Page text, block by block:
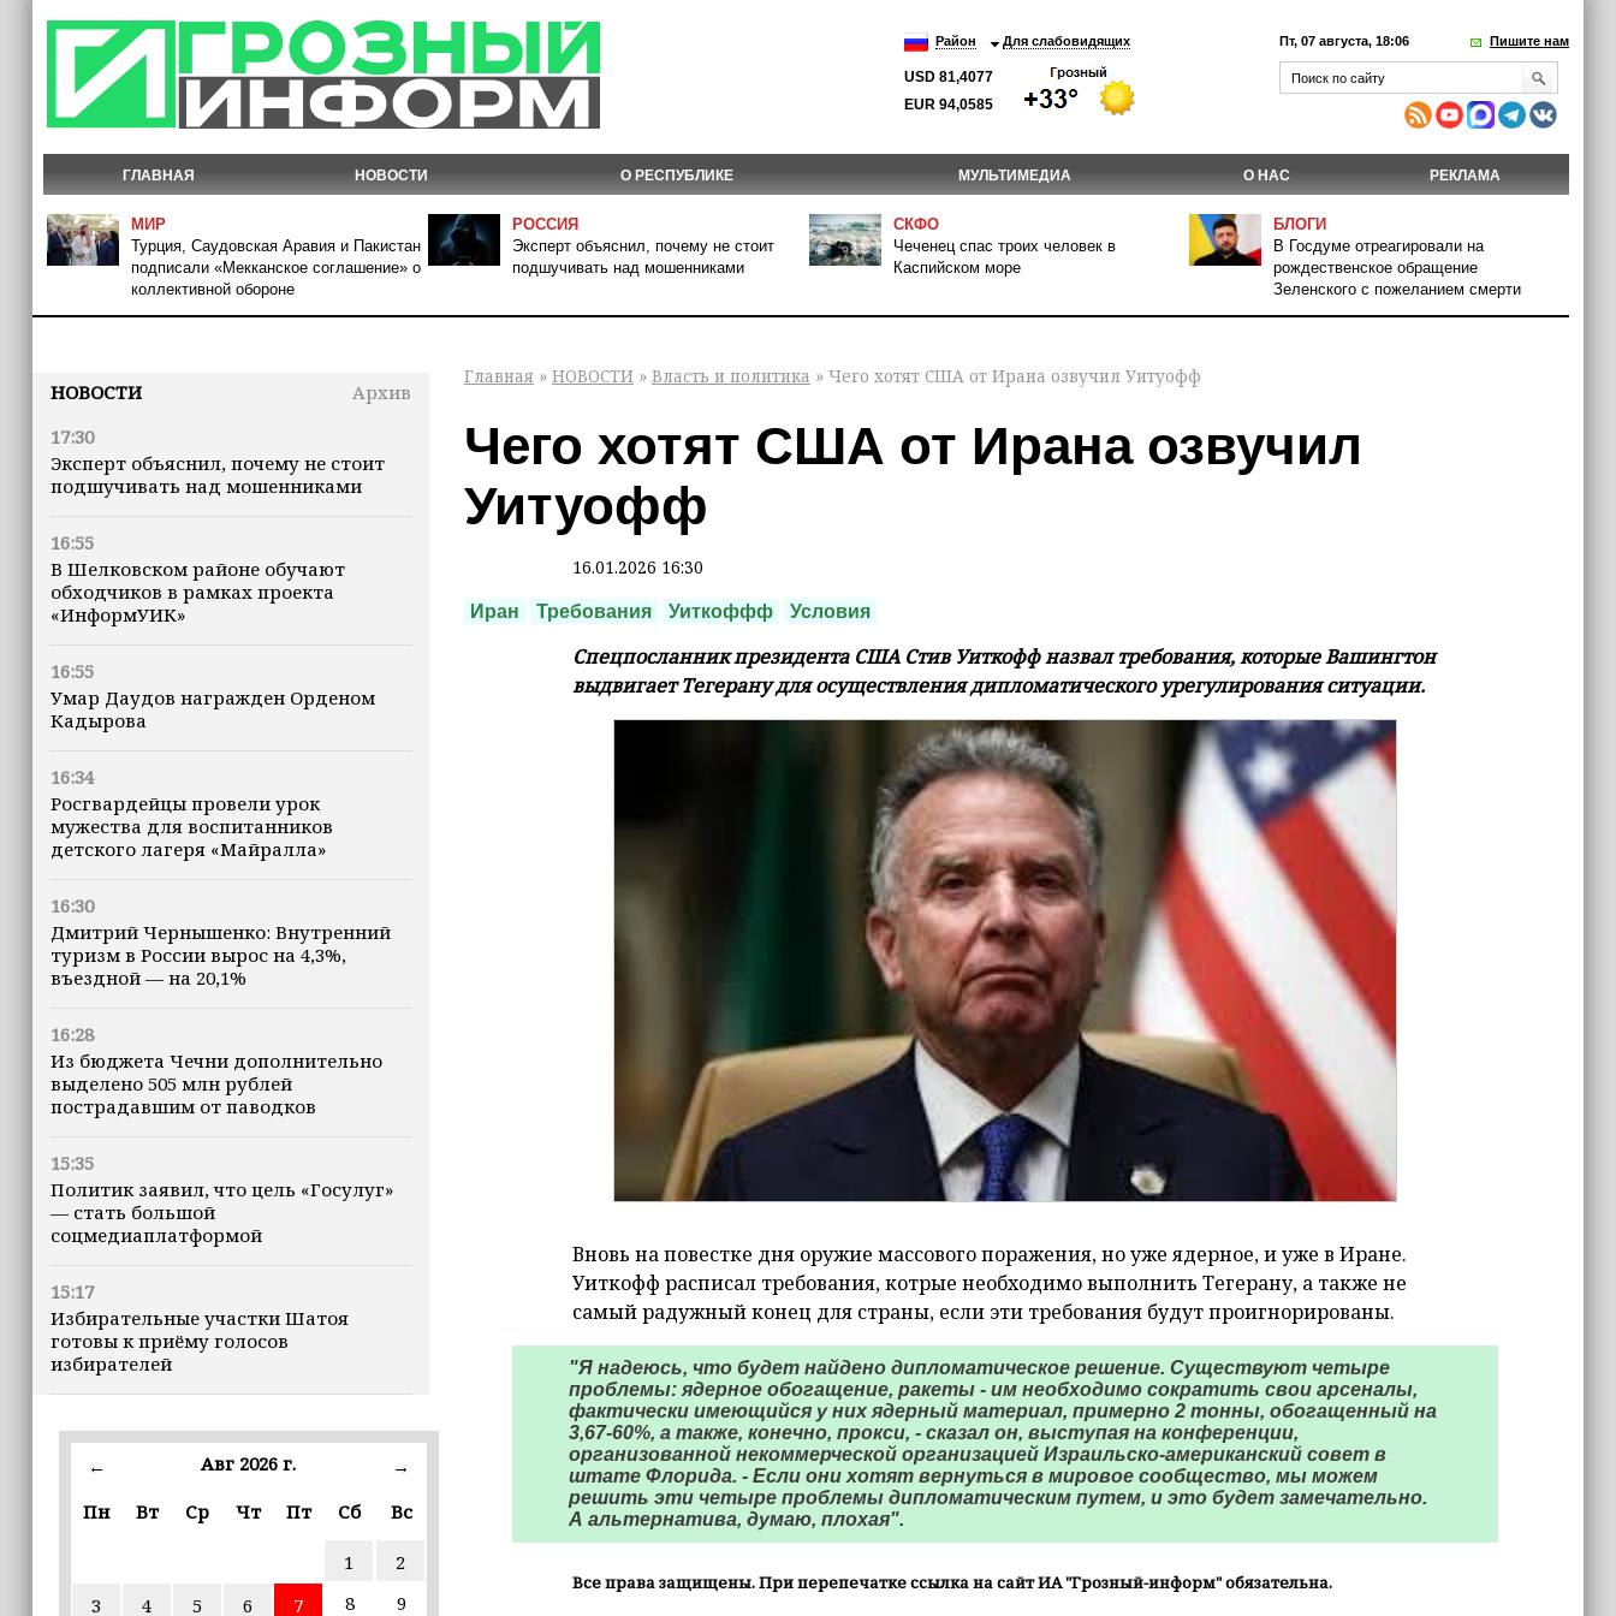
Район Для слабовидящих
USD 81,4077
EUR 94,0585
Пт, 07 августа, 18:06 Пишите нам
ГЛАВНАЯ НОВОСТИ О РЕСПУБЛИКЕ МУЛЬТИМЕДИА О НАС РЕКЛАМА
МИР
Турция, Саудовская Аравия и Пакистан
подписали «Мекканское соглашение» о
коллективной обороне
РОССИЯ
Эксперт объяснил, почему не стоит
подшучивать над мошенниками
СКФО
Чеченец спас троих человек в
Каспийском море
БЛОГИ
В Госдуме отреагировали на
рождественское обращение
Зеленского с пожеланием смерти
НОВОСТИ
Архив
17:30
Эксперт объяснил, почему не стоит
подшучивать над мошенниками
16:55
В Шелковском районе обучают
обходчиков в рамках проекта
«ИнформУИК»
16:55
Умар Даудов награжден Орденом
Кадырова
16:34
Росгвардейцы провели урок
мужества для воспитанников
детского лагеря «Майралла»
16:30
Дмитрий Чернышенко: Внутренний
туризм в России вырос на 4,3%,
въездной — на 20,1%
16:28
Из бюджета Чечни дополнительно
выделено 505 млн рублей
пострадавшим от паводков
15:35
Политик заявил, что цель «Госулуг»
— стать большой
соцмедиаплатформой
15:17
Избирательные участки Шатоя
готовы к приёму голосов
избирателей
Турция, Саудовская Аравия и
Пакистан подписали «Мекканское
Кадыров: сдача в плен становится
для многих военнослужащих ВСУ
← Авг 2026 г.
→
Пн
Вт Ср Чт Пт Сб Вс
1
2
3
4 5 6 7 8
9
Главная » НОВОСТИ » Власть и политика » Чего хотят США от Ирана озвучил Уитуофф
Чего хотят США от Ирана озвучил
Уитуофф
16.01.2026 16:30
Иран Требования Уиткоффф Условия
Спецпосланник президента США Стив Уиткофф назвал требования, которые Вашингтон
выдвигает Тегерану для осуществления дипломатического урегулирования ситуации.
Вновь на повестке дня оружие массового поражения, но уже ядерное, и уже в Иране.
Уиткофф расписал требования, котрые необходимо выполнить Тегерану, а также не
самый радужный конец для страны, если эти требования будут проигнорированы.
"Я надеюсь, что будет найдено дипломатическое решение. Существуют четыре
проблемы: ядерное обогащение, ракеты - им необходимо сократить свои арсеналы,
фактически имеющийся у них ядерный материал, примерно 2 тонны, обогащенный на
3,67-60%, а также, конечно, прокси, - сказал он, выступая на конференции,
организованной некоммерческой организацией Израильско-американский совет в
штате Флорида. - Если они хотят вернуться в мировое сообщество, мы можем
решить эти четыре проблемы дипломатическим путем, и это будет замечательно.
А альтернатива, думаю, плохая".
Все права защищены. При перепечатке ссылка на сайт ИА "Грозный-информ" обязательна.